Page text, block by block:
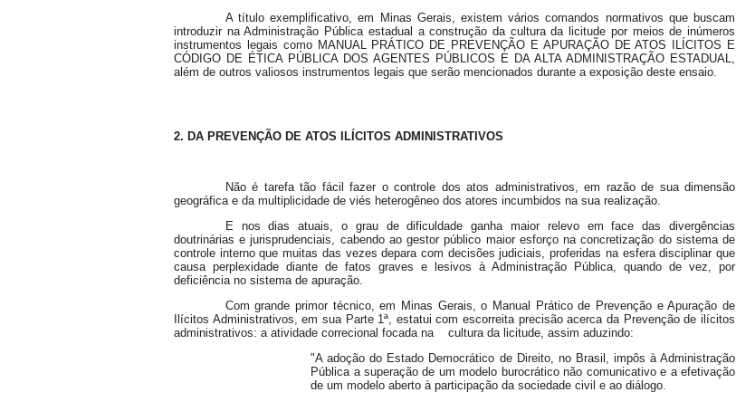
A título exemplificativo, em Minas Gerais, existem vários comandos normativos que buscam
introduzir na Administração Pública estadual a construção da cultura da licitude por meios de inúmeros
instrumentos legais como MANUAL PRÁTICO DE PREVENÇÃO E APURAÇÃO DE ATOS ILÍCITOS E
CÓDIGO DE ÉTICA PÚBLICA DOS AGENTES PÚBLICOS E DA ALTA ADMINISTRAÇÃO ESTADUAL,
além de outros valiosos instrumentos legais que serão mencionados durante a exposição deste ensaio.
2. DA PREVENÇÃO DE ATOS ILÍCITOS ADMINISTRATIVOS
Não é tarefa tão fácil fazer o controle dos atos administrativos, em razão de sua dimensão
geográfica e da multiplicidade de viés heterogêneo dos atores incumbidos na sua realização.
E nos dias atuais, o grau de dificuldade ganha maior relevo em face das divergências
doutrinárias e jurisprudenciais, cabendo ao gestor público maior esforço na concretização do sistema de
controle interno que muitas das vezes depara com decisões judiciais, proferidas na esfera disciplinar que
causa perplexidade diante de fatos graves e lesivos à Administração Pública, quando de vez, por
deficiência no sistema de apuração.
Com grande primor técnico, em Minas Gerais, o Manual Prático de Prevenção e Apuração de
Ilícitos Administrativos, em sua Parte 1ª, estatui com escorreita precisão acerca da Prevenção de ilícitos
administrativos: a atividade correcional focada na
cultura da licitude, assim aduzindo:
"A adoção do Estado Democrático de Direito, no Brasil, impôs à Administração
Pública a superação de um modelo burocrático não comunicativo e a efetivação
de um modelo aberto à participação da sociedade civil e ao diálogo.